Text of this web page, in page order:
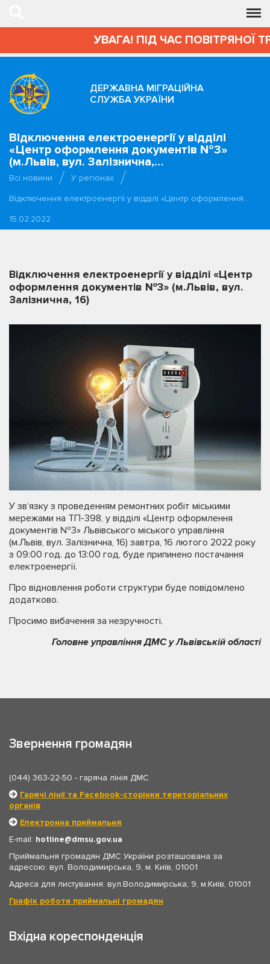
УВАГА! ПІД ЧАС ПОВІТРЯНОЇ
ДЕРЖАВНА МІГРАЦІЙНА
СЛУЖБА УКРАЇНИ
Відключення електроенергії у відділі
«Центр оформлення документів №3»
(м.Львів, вул. Залізнична,…
Всі новини
У регіонах
Відключення електроенергії у відділі «Центр оформлення…
15.02.2022
Відключення електроенергії у відділі «Центр
оформлення документів №3» (м.Львів, вул.
Залізнична, 16)
У зв‘язку з проведенням ремонтних робіт міськими
мережами на ТП-398, у відділі «Центр оформлення
документів №3» Львівського міського управління
(м.Львів, вул. Залізнична, 16) завтра, 16 лютого 2022 року
з 09:00 год. до 13:00 год, буде припинено постачання
електроенергії.
Про відновлення роботи структури буде повідомлено
додатково.
Просимо вибачення за незручності.
Головне управління ДМС у Львівській області
Звернення громадян
(044) 363-22-50 - гаряча лінія ДМС
Гарячі лінії та Facebook-сторінки територіальних
органів
Електронна приймальня
E-mail: hotline
dmsu.gov.ua
Приймальня громадян ДМС України розташована за
адресою: вул. Володимирська, 9, м. Київ, 01001
Адреса для листування: вул.Володимирська, 9, м.Київ, 01001
Графік роботи приймальні громадян
Вхідна кореспонденція